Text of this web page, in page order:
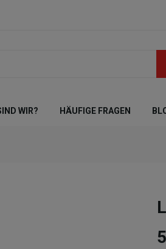
WIR? HÄUFIGE FRAGEN